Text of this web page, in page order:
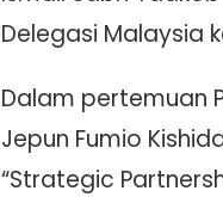
Delegasi Malaysia
Dalam pertemuan
Jepun Fumio
“Strategic